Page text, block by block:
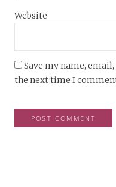
Website
Save my name,
the next time I